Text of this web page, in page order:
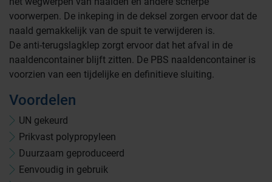
voorwerpen. De inkeping in de deksel zorgen ervoor dat de
naald gemakkelijk van de spuit te verwijderen is.
De anti-terugslagklep zorgt ervoor dat het afval in de
naaldencontainer blijft zitten. De PBS naaldencontainer is
voorzien van een tijdelijke en definitieve sluiting.
Voordelen
UN gekeurd
Prikvast polypropyleen
Duurzaam geproduceerd
Eenvoudig in gebruik
Farmaceutische industrie